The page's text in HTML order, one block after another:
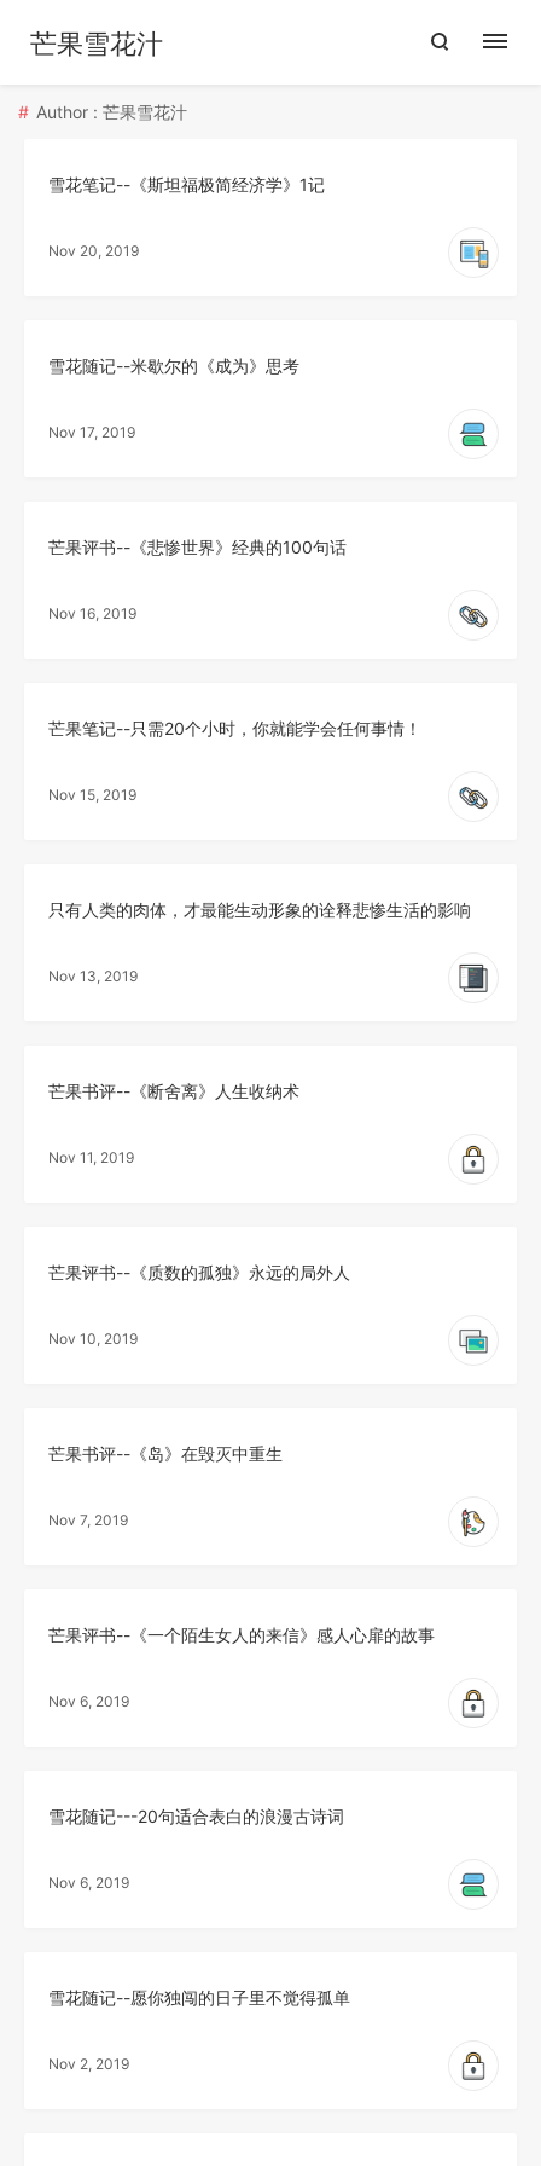
芒果雪花汁
Author : 芒果雪花汁
雪花笔记--《斯坦福极简经济学》1记
Nov 20, 2019
雪花随记--米歇尔的《成为》思考
Nov 17, 2019
芒果评书--《悲惨世界》经典的100句话
Nov 16, 2019
芒果笔记--只需20个小时，你就能学会任何事情！
Nov 15, 2019
只有人类的肉体，才最能生动形象的诠释悲惨生活的影响
Nov 13, 2019
芒果书评--《断舍离》人生收纳术
Nov 11, 2019
芒果评书--《质数的孤独》永远的局外人
Nov 10, 2019
芒果书评--《岛》在毁灭中重生
Nov 7, 2019
芒果评书--《一个陌生女人的来信》感人心扉的故事
Nov 6, 2019
雪花随记---20句适合表白的浪漫古诗词
Nov 6, 2019
雪花随记--愿你独闯的日子里不觉得孤单
Nov 2, 2019